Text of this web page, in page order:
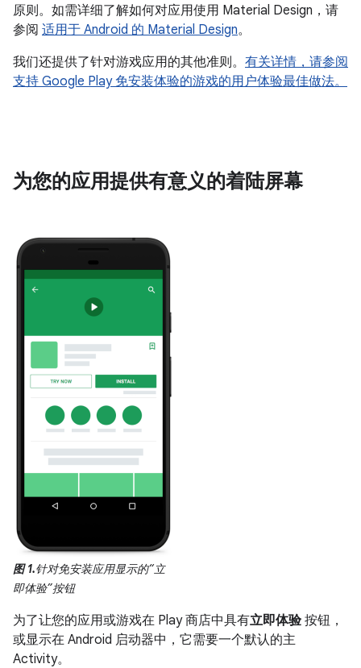
原则。如需详细了解如何对应用使用 Material Design，请
参阅 适用于 Android 的 Material Design。
我们还提供了针对游戏应用的其他准则。 有关详情，请参阅
支持 Google Play 免安装体验的游戏的用户体验最佳做法。
为您的应用提供有意义的着陆屏幕
图 1.针对免安装应用显示的“立
即体验”按钮
为了让您的应用或游戏在 Play 商店中具有立即体验按钮，
或显示在 Android 启动器中，它需要一个默认的主
Activity。